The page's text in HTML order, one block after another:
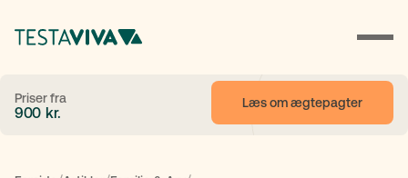
Priser fra
900 kr.
Læs om ægtepagter